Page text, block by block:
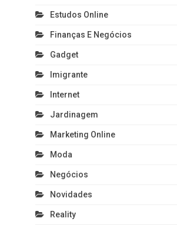
Estudos Online
Finanças E Negócios
Gadget
Imigrante
Internet
Jardinagem
Marketing Online
Moda
Negócios
Novidades
Reality